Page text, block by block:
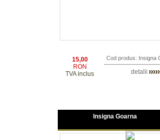
15,00
RON
TVA inclus
Cod produs: Insigna
detalii
Insigna Goarna